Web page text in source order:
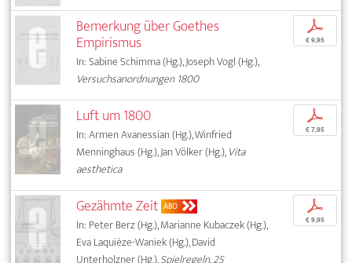
Bemerkung über Goethes
Empirismus
In: Sabine Schimma (Hg.), Joseph Vogl (Hg.),
Versuchsanordnungen 1800
p
€ 9,95
Luft um 1800
In: Armen Avanessian (Hg.), Winfried
Menninghaus (Hg.), Jan Völker (Hg.),Vita
aesthetica
p
€ 7,95
Gezähmte Zeit ABO
In: Peter Berz (Hg.), Marianne Kubaczek (Hg.),
Eva Laquièze-Waniek (Hg.), David
p
€ 9,95